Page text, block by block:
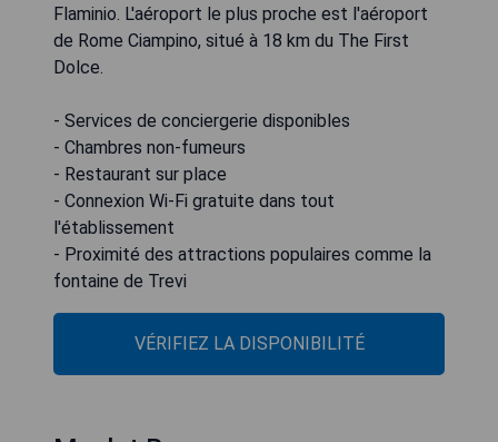
Flaminio. L'aéroport le plus proche est l'aéroport
de Rome Ciampino, situé à 18 km du The First
Dolce.
- Services de conciergerie disponibles
- Chambres non-fumeurs
- Restaurant sur place
- Connexion Wi-Fi gratuite dans tout
l'établissement
- Proximité des attractions populaires comme la
fontaine de Trevi
VÉRIFIEZ LA DISPONIBILITÉ